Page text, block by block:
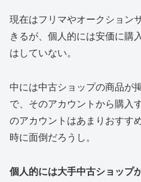
現在はフリマやオークション
きるが、個人的には安価に購
はしていない。
中には中古ショップの商品が
で、そのアカウントから購入
のアカウントはあまりおすす
時に面倒だろうし。
個人的には大手中古ショップ